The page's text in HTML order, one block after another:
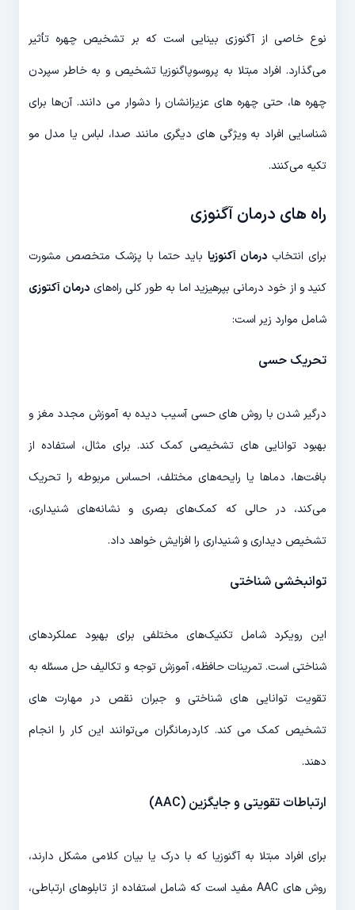
نوع خاصی از آگنوزی بینایی است که بر تشخیص چهره تأثیر
می‌گذارد. افراد مبتلا به پروسوپاگنوزیا تشخیص و به خاطر سپردن
چهره ها، حتی چهره های عزیزانشان را دشوار می دانند. آن‌ها برای
شناسایی افراد به ویژگی های دیگری مانند صدا، لباس یا مدل مو
تکیه می‌کنند.
راه های درمان آگنوزی
برای انتخاب درمان آکنوزیا باید حتما با پزشک متخصص مشورت
کنید و از خود درمانی بپرهیزید اما به طور کلی راه‌های درمان آکتوزی
شامل موارد زیر است:
تحریک حسی
درگیر شدن با روش های حسی آسیب دیده به آموزش مجدد مغز و
بهبود توانایی های تشخیصی کمک کند. برای مثال، استفاده از
بافت‌ها، دماها یا رایحه‌های مختلف، احساس مربوطه را تحریک
می‌کند، در حالی که کمک‌های بصری و نشانه‌های شنیداری،
تشخیص دیداری و شنیداری را افزایش خواهد داد.
توانبخشی شناختی
این رویکرد شامل تکنیک‌های مختلفی برای بهبود عملکردهای
شناختی است. تمرینات حافظه، آموزش توجه و تکالیف حل مسئله به
تقویت توانایی های شناختی و جبران نقص در مهارت های
تشخیص کمک می کند. کاردرمانگران می‌توانند این کار را انجام
دهند.
ارتباطات تقویتی و جایگزین (AAC)
برای افراد مبتلا به آگنوزیا که با درک یا بیان کلامی مشکل دارند،
روش های AAC مفید است که شامل استفاده از تابلوهای ارتباطی،